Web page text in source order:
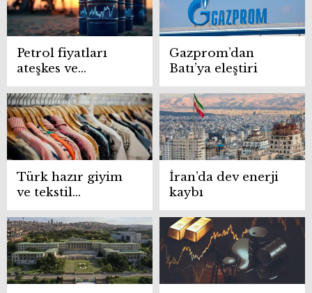
Petrol fiyatları
ateşkes ve
diplomasi
umuduyla geriledi
Gazprom’dan
Batı’ya eleştiri
Türk hazır giyim
ve tekstil
sektörüne
ABD’den ilave
vergi darbesi
İran’da dev enerji
kaybı